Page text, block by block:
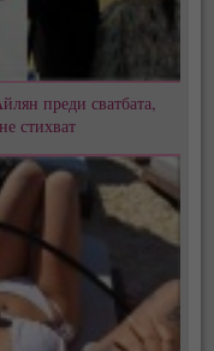
преди сватбата,
стихват